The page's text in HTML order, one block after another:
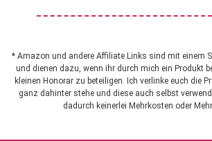
* Amazon und andere Affiliate Links sind mit einem
und dienen dazu, wenn ihr durch mich ein Produkt
kleinen Honorar zu beteiligen. Ich verlinke euch die
ganz dahinter stehe und diese auch selbst
dadurch keinerlei Mehrkosten oder